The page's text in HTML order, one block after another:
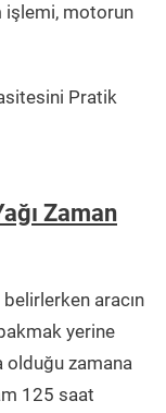
işlemi, motorun
Pratik
Zaman
belirlerken aracın
yerine
olduğu zamana
125 saat